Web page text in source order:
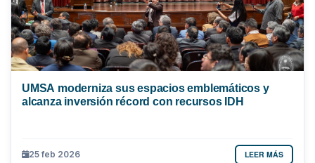
UMSA moderniza sus espacios emblemáticos y
alcanza inversión récord con recursos IDH
25 feb 2026 LEER MÁS